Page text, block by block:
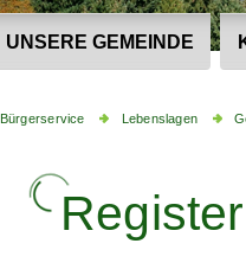
UNSERE GEMEINDE
Bürgerservice Lebenslagen